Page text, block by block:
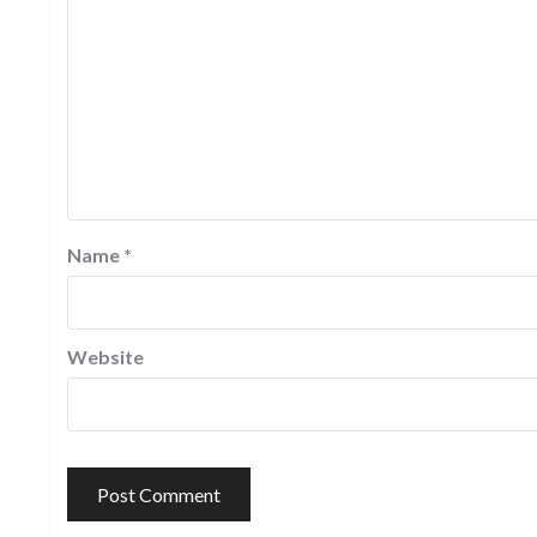
Name *
Website